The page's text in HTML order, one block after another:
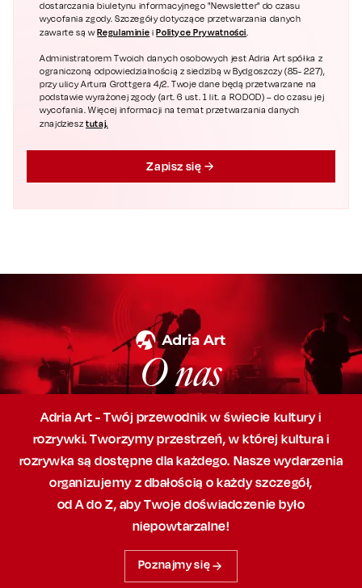
dostarczania biuletynu informacyjnego "Newsletter" do czasu
wycofania zgody. Szczegóły dotyczące przetwarzania danych
zawarte są wRegulaminie i Polityce Prywatności.
Administratorem Twoich danych osobowych jest Adria Art spółka z
ograniczoną odpowiedzialnością z siedzibą w Bydgoszczy (85- 227),
przy ulicy Artura Grottgera 4/2. Twoje dane będą przetwarzane na
podstawie wyrażonej zgody (art. 6 ust. 1 lit. a RODOD) – do czasu jej
wycofania. Więcej informacji na temat przetwarzania danych
znajdziesztutaj.
Zapisz się
O nas
Adria Art - Twój przewodnik w świecie kultury i
rozrywki. Tworzymy przestrzeń,w której kultura i
rozrywka są dostępne dla każdego. Nasze wydarzenia
organizujemy z dbałością o każdy szczegół,
od A do Z, abyTwoje doświadczenie było
niepowtarzalne!
Poznajmy się